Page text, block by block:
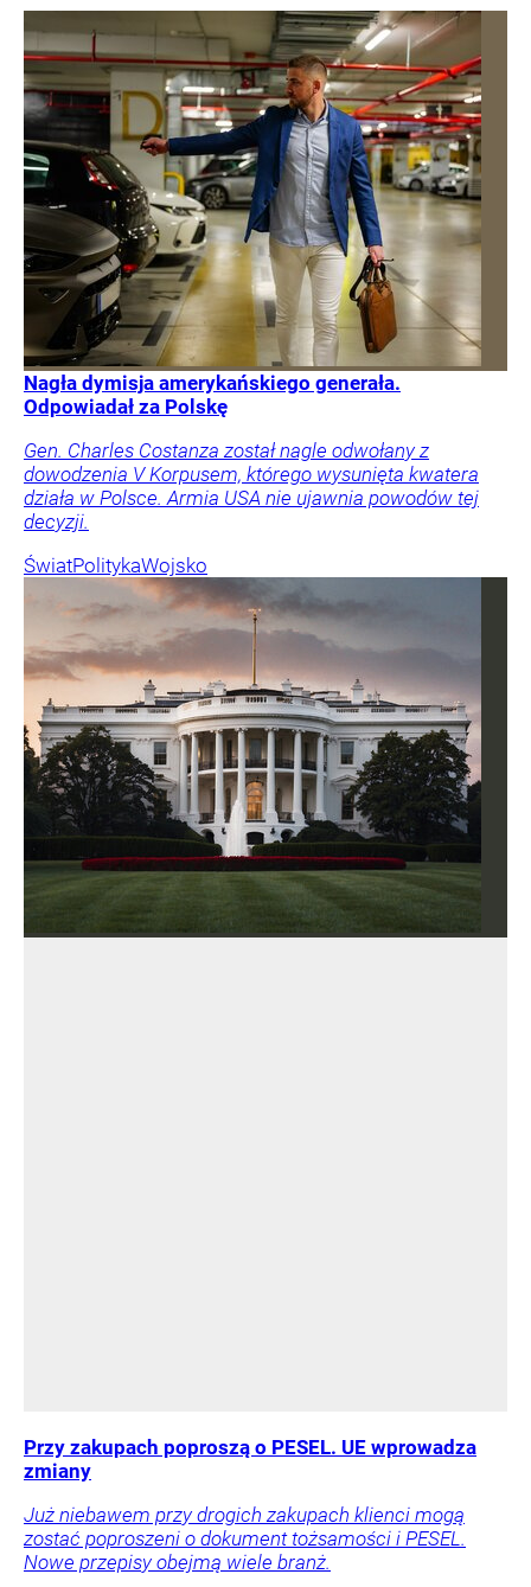
Nagła dymisja amerykańskiego generała.
Odpowiadał za Polskę
Gen. Charles Costanza został nagle odwołany z
dowodzenia V Korpusem, którego wysunięta kwatera
działa w Polsce. Armia USA nie ujawnia powodów tej
decyzji.
ŚwiatPolitykaWojsko
Przy zakupach poproszą o PESEL. UE wprowadza
zmiany
Już niebawem przy drogich zakupach klienci mogą
zostać poproszeni o dokument tożsamości i PESEL.
Nowe przepisy obejmą wiele branż.